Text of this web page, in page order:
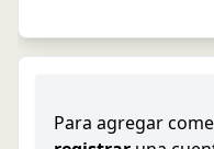
Para agregar